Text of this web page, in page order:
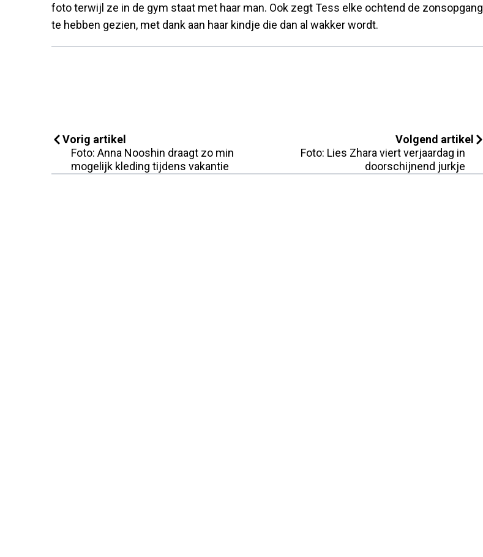
foto terwijl ze in de gym staat met haar man. Ook zegt Tess elke ochtend de zonsopgang
te hebben gezien, met dank aan haar kindje die dan al wakker wordt.
Vorig artikel
Foto: Anna Nooshin draagt zo min
mogelijk kleding tijdens vakantie
Volgend artikel
Foto: Lies Zhara viert verjaardag in
doorschijnend jurkje